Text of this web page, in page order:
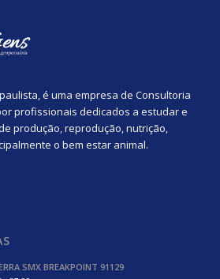
é uma empresa de Consultoria
profissionais dedicados a estudar e
produção, reprodução, nutrição,
o bem estar animal.
SMX BREAKPOINT 91129